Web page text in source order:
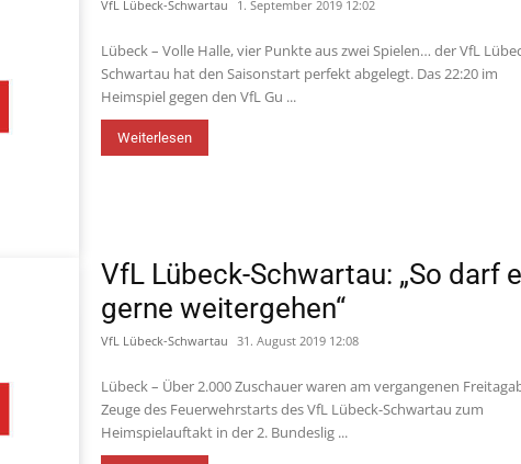
VfL Lübeck-Schwartau 1. September 2019 12:02
Lübeck – Volle Halle, vier Punkte aus zwei Spielen… der VfL
Schwartau hat den Saisonstart perfekt abgelegt. Das 22:20 im
Heimspiel gegen den VfL Gu ...
Weiterlesen
VfL Lübeck-Schwartau: „So darf
gerne weitergehen“
VfL Lübeck-Schwartau 31. August 2019 12:08
Lübeck – Über 2.000 Zuschauer waren am vergangenen
Zeuge des Feuerwehrstarts des VfL Lübeck-Schwartau zum
Heimspielauftakt in der 2. Bundeslig ...